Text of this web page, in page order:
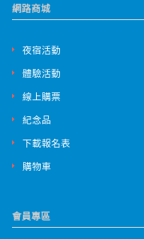
網路商城
夜宿活動
體驗活動
線上購票
紀念品
下載報名表
購物車
會員專區